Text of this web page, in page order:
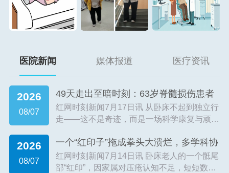
医院新闻 媒体报道 医疗资讯
2026
08/07
49天走出至暗时刻：63岁脊髓损伤患者
红网时刻新闻7月17日讯 从卧床不起到独立行
走——这不是奇迹，而是一场科学康复与顽强
在长沙梅溪湖三真康复医院完成了这场“突
围”。遭遇车祸致颈髓损伤后，他...【详细】
2026
08/07
一个“红印子”拖成拳头大溃烂，多学科协
红网时刻新闻7月14日讯 卧床老人的一个骶尾
部“红印”，因家属对压疮认知不足，短短数月